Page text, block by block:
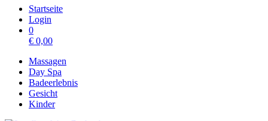
Startseite
Login
0
€ 0,00
Massagen
Day Spa
Badeerlebnis
Gesicht
Kinder